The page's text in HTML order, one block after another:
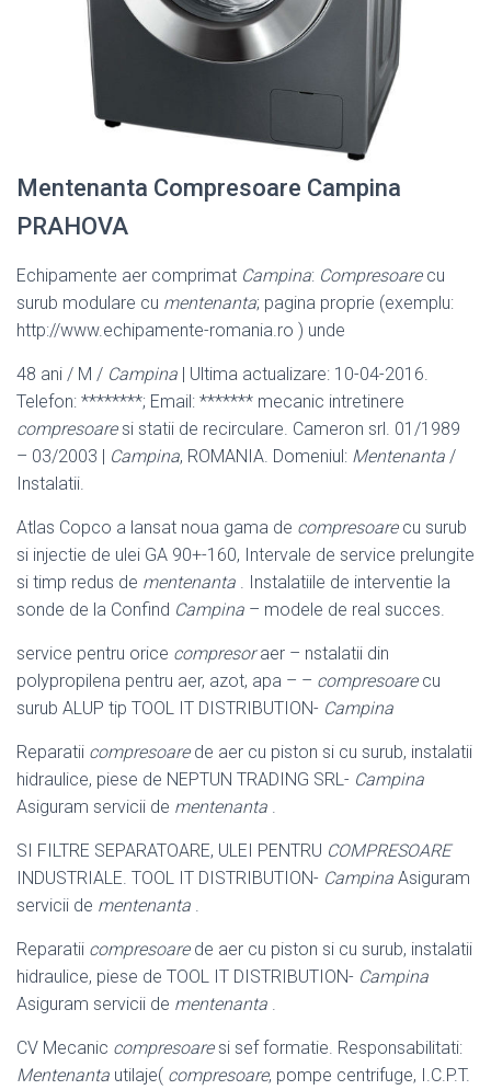
Mentenanta Compresoare Campina
PRAHOVA
Echipamente aer comprimat Campina: Compresoarecu
surub modulare cu mentenanta; pagina proprie (exemplu:
http://www.echipamente-romania.ro ) unde
48 ani / M / Campina | Ultima actualizare: 10-04-2016.
Telefon: ********; Email: ******* mecanic intretinere
compresoaresi statii de recirculare. Cameron srl. 01/1989
– 03/2003 | Campina, ROMANIA. Domeniul: Mentenanta /
Instalatii.
Atlas Copco a lansat noua gama de compresoarecu surub
si injectie de ulei GA 90+-160, Intervale de service prelungite
si timp redus de mentenanta . Instalatiile de interventie la
sonde de la Confind Campina – modele de real succes.
service pentru orice compresoraer – nstalatii din
polypropilena pentru aer, azot, apa – – compresoarecu
surub ALUP tip TOOL IT DISTRIBUTION- Campina
Reparatii compresoarede aer cu piston si cu surub, instalatii
hidraulice, piese de NEPTUN TRADING SRL- Campina
Asiguram servicii de mentenanta .
SI FILTRE SEPARATOARE, ULEI PENTRU COMPRESOARE
INDUSTRIALE. TOOL IT DISTRIBUTION- Campina Asiguram
servicii de mentenanta .
Reparatii compresoarede aer cu piston si cu surub, instalatii
hidraulice, piese de TOOL IT DISTRIBUTION- Campina
Asiguram servicii de mentenanta .
CV Mecanic compresoaresi sef formatie. Responsabilitati:
Mentenanta utilaje( compresoare, pompe centrifuge, I.C.P.T.